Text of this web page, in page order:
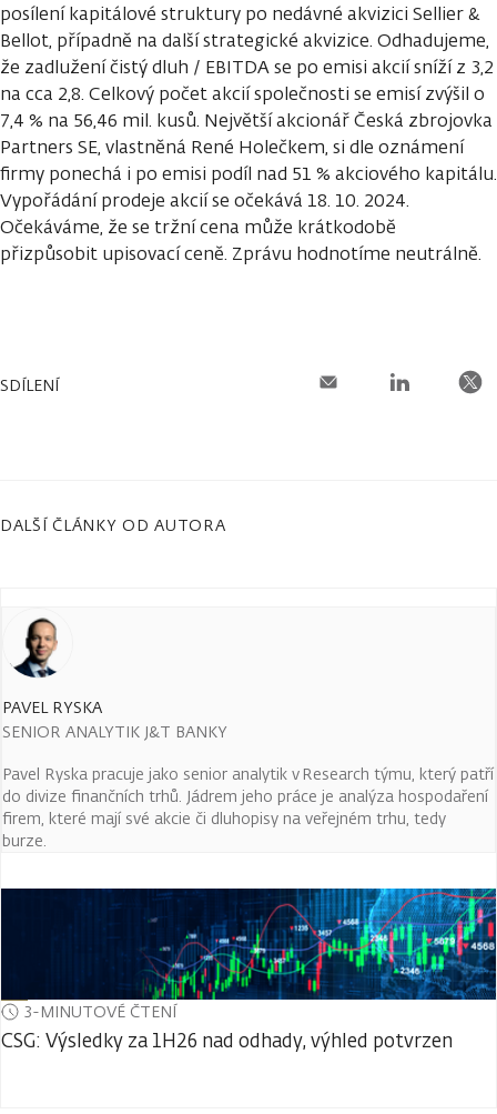
posílení kapitálové struktury po nedávné akvizici Sellier &
Bellot, případně na další strategické akvizice. Odhadujeme,
že zadlužení čistý dluh / EBITDA se po emisi akcií sníží z 3,2
na cca 2,8. Celkový počet akcií společnosti se emisí zvýšil o
7,4 % na 56,46 mil. kusů. Největší akcionář Česká zbrojovka
Partners SE, vlastněná René Holečkem, si dle oznámení
firmy ponechá i po emisi podíl nad 51 % akciového kapitálu.
Vypořádání prodeje akcií se očekává 18. 10. 2024.
Očekáváme, že se tržní cena může krátkodobě
přizpůsobit upisovací ceně. Zprávu hodnotíme neutrálně.
SDÍLENÍ
DALŠÍ ČLÁNKY OD AUTORA
PAVEL RYSKA
SENIOR ANALYTIK J&T BANKY
Pavel Ryska pracuje jako senior analytik v Research týmu, který patří
do divize finančních trhů. Jádrem jeho práce je analýza hospodaření
firem, které mají své akcie či dluhopisy na veřejném trhu, tedy
burze.
3-MINUTOVÉ ČTENÍ
CSG: Výsledky za 1H26 nad odhady, výhled potvrzen